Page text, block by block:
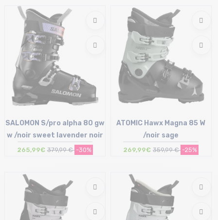
22/22.5 cm | 24/24.5 cm
SALOMON S/pro alpha 80 gw
w /noir sweet lavender noir
265,99€ 379,99 € -30%
25/25.5 cm | 26/26.5 cm
ATOMIC Hawx Magna 85 W
/noir sage
269,99€ 359,99 € -25%